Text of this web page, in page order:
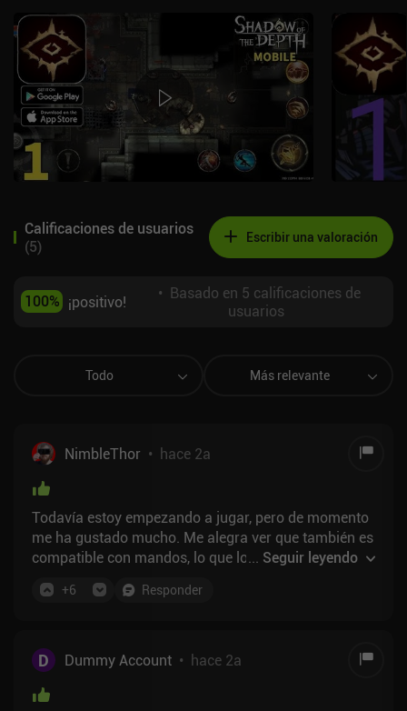
Calificaciones de usuarios
(5) Escribir una valoración
100% ¡positivo! • Basado en 5 calificaciones de
usuarios
Todo Más relevante
NimbleThor • hace 2a
Todavía estoy empezando a jugar, pero de momento
me ha gustado mucho. Me alegra ver que también es
compatible con mandos, lo que lo convierte en una
reseña completa con más matices.
... Seguir leyendo
+6 Responder
D Dummy Account • hace 2a